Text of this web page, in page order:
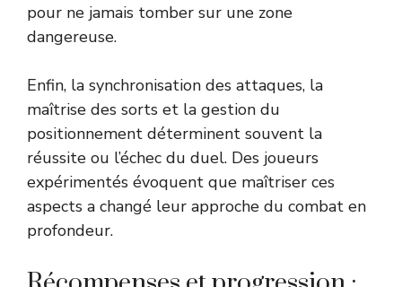
pour ne jamais tomber sur une zone
dangereuse.
Enfin, la synchronisation des attaques, la
maîtrise des sorts et la gestion du
positionnement déterminent souvent la
réussite ou l’échec du duel. Des joueurs
expérimentés évoquent que maîtriser ces
aspects a changé leur approche du combat en
profondeur.